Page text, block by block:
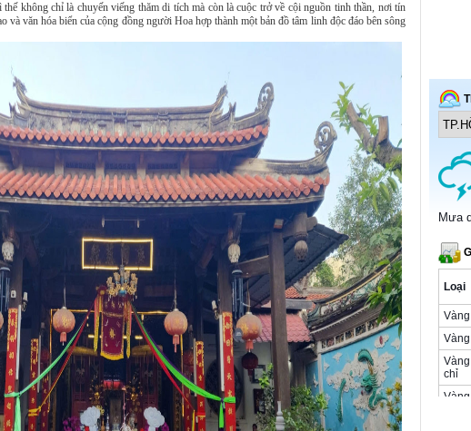
không chỉ là chuyến viếng thăm di tích mà còn là cuộc trở về cội nguồn tinh thần, nơi tín
và văn hóa biển của cộng đồng người Hoa hợp thành một bản đồ tâm linh độc đáo bên sông